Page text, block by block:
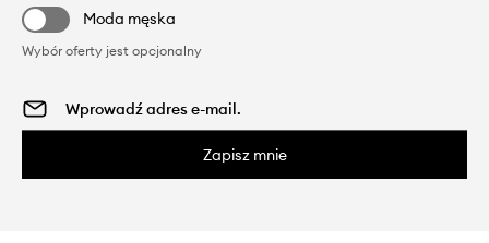
Moda męska
Wybór oferty jest opcjonalny
Zapisz mnie